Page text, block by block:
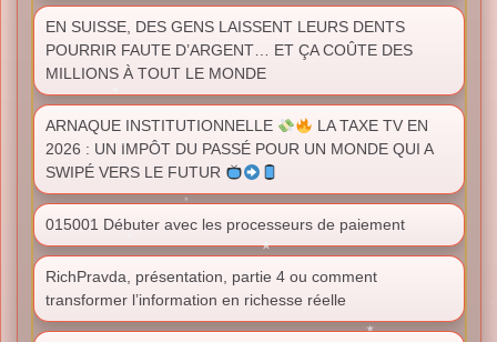
EN SUISSE, DES GENS LAISSENT LEURS DENTS
POURRIR FAUTE D’ARGENT… ET ÇA COÛTE DES
MILLIONS À TOUT LE MONDE
ARNAQUE INSTITUTIONNELLE
LA TAXE TV EN
2026 : UN IMPÔT DU PASSÉ POUR UN MONDE QUI A
SWIPÉ VERS LE FUTUR
015001 Débuter avec les processeurs de paiement
RichPravda, présentation, partie 4 ou comment
transformer l’information en richesse réelle